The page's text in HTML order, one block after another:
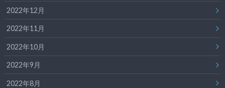
2022年12月
2022年11月
2022年10月
2022年9月
2022年8月